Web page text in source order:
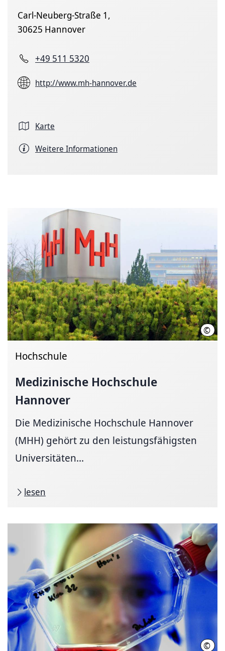
Carl-Neuberg-Straße 1,
30625 Hannover
+49 511 5320
http://www.mh-hannover.de
Karte
Weitere Informationen
©
Hochschule
Medizinische Hochschule
Hannover
Die Medizinische Hochschule Hannover
(MHH) gehört zu den leistungsfähigsten
Universitäten...
lesen
©